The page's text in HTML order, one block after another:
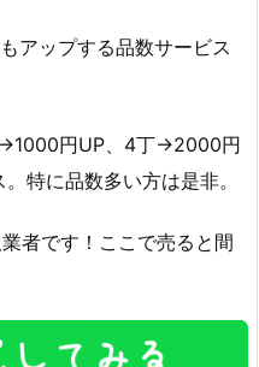
アップする品数サービス
円UP、4丁→2000円
特に品数多い方は是非。
者です！ここで売ると間